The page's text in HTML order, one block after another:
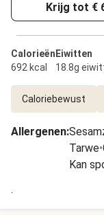
Krijg tot €
Calorieën
692 kcal
Eiwitten
18.8g
Caloriebewust
Allergenen:
Tarwe•
Kan
.